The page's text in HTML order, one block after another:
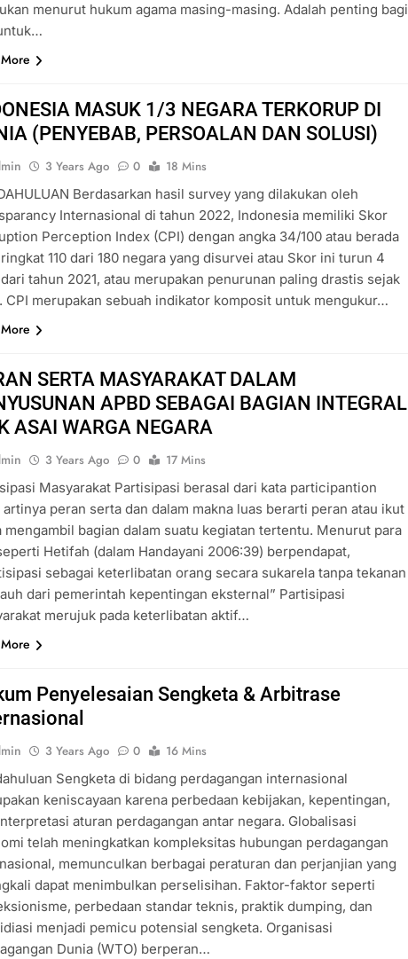
menurut hukum agama masing-masing. Adalah penting bagi
MASUK 1/3 NEGARA TERKORUP DI
(PENYEBAB, PERSOALAN DAN SOLUSI)
3 Years Ago 0
18 Mins
Berdasarkan hasil survey yang dilakukan oleh
Internasional di tahun 2022, Indonesia memiliki Skor
Perception Index (CPI) dengan angka 34/100 atau berada
110 dari 180 negara yang disurvei atau Skor ini turun 4
tahun 2021, atau merupakan penurunan paling drastis sejak
CPI merupakan sebuah indikator komposit untuk mengukur…
SERTA MASYARAKAT DALAM
APBD SEBAGAI BAGIAN INTEGRAL
ASAI WARGA NEGARA
3 Years Ago 0
17 Mins
Masyarakat Partisipasi berasal dari kata participantion
artinya peran serta dan dalam makna luas berarti peran atau ikut
mengambil bagian dalam suatu kegiatan tertentu. Menurut para
Hetifah (dalam Handayani 2006:39) berpendapat,
sebagai keterlibatan orang secara sukarela tanpa tekanan
dari pemerintah kepentingan eksternal” Partisipasi
merujuk pada keterlibatan aktif…
Penyelesaian Sengketa & Arbitrase
3 Years Ago 0
16 Mins
Sengketa di bidang perdagangan internasional
keniscayaan karena perbedaan kebijakan, kepentingan,
aturan perdagangan antar negara. Globalisasi
telah meningkatkan kompleksitas hubungan perdagangan
memunculkan berbagai peraturan dan perjanjian yang
dapat menimbulkan perselisihan. Faktor-faktor seperti
perbedaan standar teknis, praktik dumping, dan
menjadi pemicu potensial sengketa. Organisasi
Dunia (WTO) berperan…